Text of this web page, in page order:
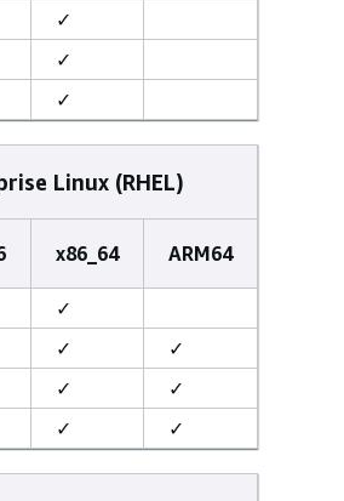
✓
✓
✓
Linux (RHEL)
x86_64 ARM64
✓
✓
✓
✓
✓
✓ ✓